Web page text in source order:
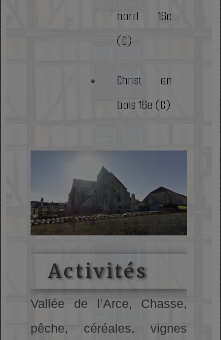
nord 16e
(C)
Christ en
bois 16e (C)
Activités
Vallée de l’Arce, Chasse,
pêche, céréales, vignes